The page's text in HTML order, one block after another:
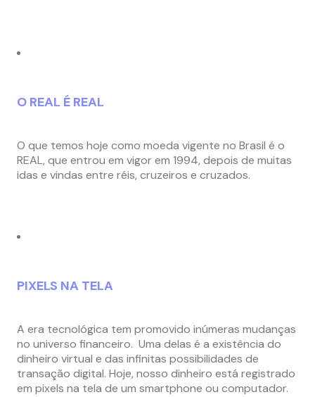
O REAL É REAL
O que temos hoje como moeda vigente no Brasil é o
REAL, que entrou em vigor em 1994, depois de muitas
idas e vindas entre réis, cruzeiros e cruzados.
PIXELS NA TELA
A era tecnológica tem promovido inúmeras mudanças
no universo financeiro. Uma delas é a existência do
dinheiro virtual e das infinitas possibilidades de
transação digital. Hoje, nosso dinheiro está registrado
em pixels na tela de um smartphone ou computador.